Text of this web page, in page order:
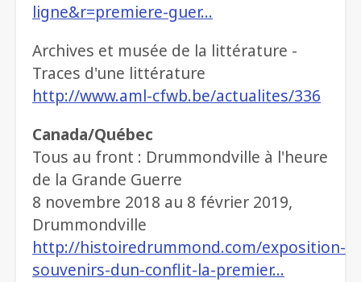
ligne&r=premiere-guer…
Archives et musée de la littérature -
Traces d'une littérature
http://www.aml-cfwb.be/actualites/336
Canada/Québec
Tous au front : Drummondville à l'heure
de la Grande Guerre
8 novembre 2018 au 8 février 2019,
Drummondville
http://histoiredrummond.com/exposition-
souvenirs-dun-conflit-la-premier…